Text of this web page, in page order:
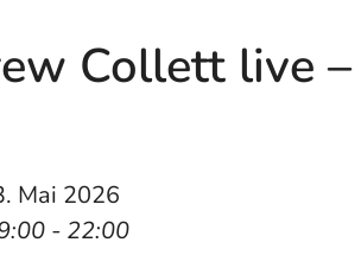
Collett live
Mai 2026
- 22:00